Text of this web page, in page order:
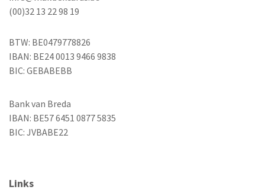
(00)32 13 22 98 19
BTW: BE0479778826
IBAN: BE24 0013 9466 9838
BIC: GEBABEBB
Bank van Breda
IBAN: BE57 6451 0877 5835
BIC: JVBABE22
Links